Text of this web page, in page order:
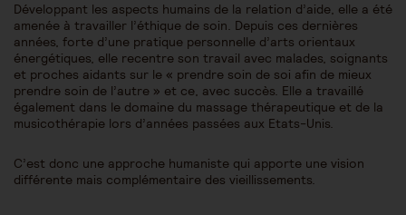
Développant les aspects humains de la relation d’aide, elle a été
amenée à travailler l’éthique de soin. Depuis ces dernières
années, forte d’une pratique personnelle d’arts orientaux
énergétiques, elle recentre son travail avec malades, soignants
et proches aidants sur le « prendre soin de soi afin de mieux
prendre soin de l’autre » et ce, avec succès. Elle a travaillé
également dans le domaine du massage thérapeutique et de la
musicothérapie lors d’années passées aux Etats-Unis.
C’est donc une approche humaniste qui apporte une vision
différente mais complémentaire des vieillissements.